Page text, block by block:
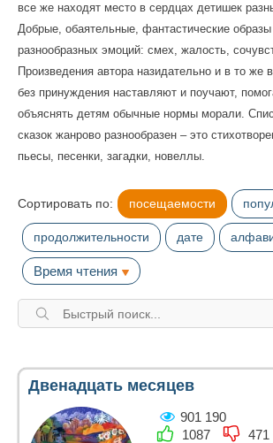
все же находят место в сердцах детишек
Добрые, обаятельные, фантастические
разнообразных эмоций: смех, жалость,
Произведения автора назидательно и в то же
без принуждения наставляют и поучают,
объяснять детям обычные нормы морали.
сказок жанрово разнообразен – это
пьесы, песенки, загадки, новеллы.
Сортировать по: посещаемости
продолжительности дате
Время чтения
Двенадцать месяцев
901 190
1087
471